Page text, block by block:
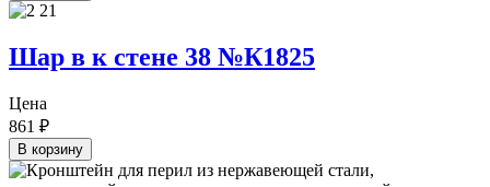
Шар в к стене 38 №К1825
Цена
861 ₽
В корзину